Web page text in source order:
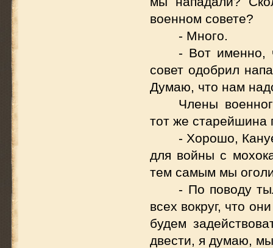
военном совете?
- Много.
- Вот именно,
совет одобрил
Думаю, что нам
Члены
тот же старейшина
- Хорошо,
для войны с
тем самым мы
- По поводу
всех вокруг, что
будем
двести, я думаю,